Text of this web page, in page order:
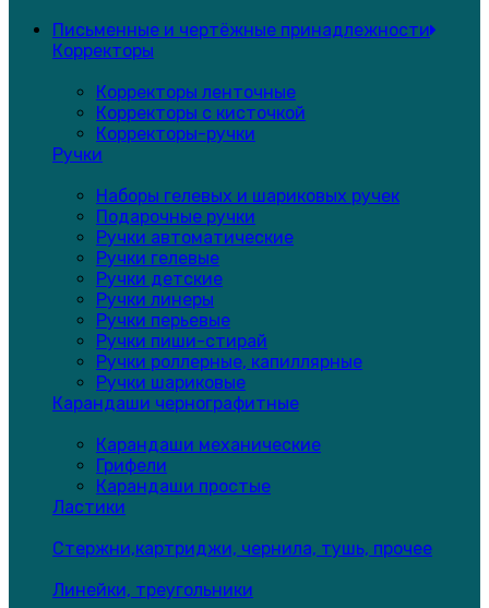
Письменные и чертёжные принадлежности
Корректоры
Корректоры ленточные
Корректоры с кисточкой
Корректоры-ручки
Ручки
Наборы гелевых и шариковых ручек
Подарочные ручки
Ручки автоматические
Ручки гелевые
Ручки детские
Ручки линеры
Ручки перьевые
Ручки пиши-стирай
Ручки роллерные, капиллярные
Ручки шариковые
Карандаши чернографитные
Карандаши механические
Грифели
Карандаши простые
Ластики
Стержни,картриджи, чернила, тушь, прочее
Линейки, треугольники